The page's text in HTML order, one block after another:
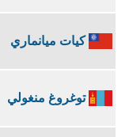
كيات ميانماري
توغروغ منغولي